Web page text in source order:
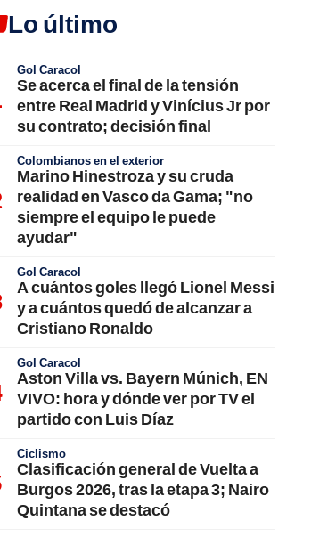
Lo último
Gol Caracol
Se acerca el final de la tensión
entre Real Madrid y Vinícius Jr por
su contrato; decisión final
Colombianos en el exterior
Marino Hinestroza y su cruda
realidad en Vasco da Gama; "no
siempre el equipo le puede
ayudar"
Gol Caracol
A cuántos goles llegó Lionel Messi
y a cuántos quedó de alcanzar a
Cristiano Ronaldo
Gol Caracol
Aston Villa vs. Bayern Múnich, EN
VIVO: hora y dónde ver por TV el
partido con Luis Díaz
Ciclismo
Clasificación general de Vuelta a
Burgos 2026, tras la etapa 3; Nairo
Quintana se destacó